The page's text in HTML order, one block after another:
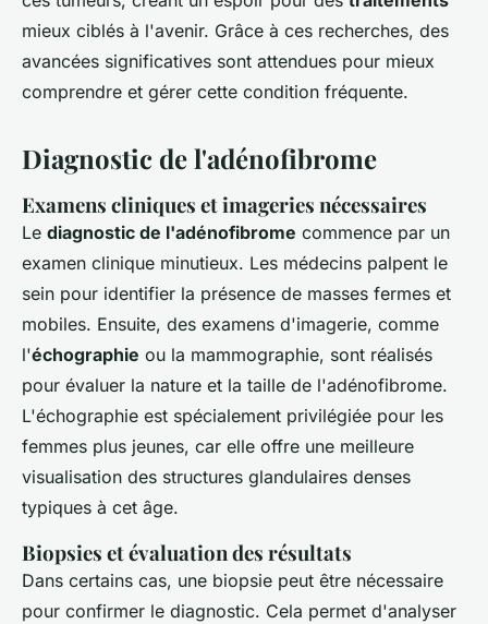
mieux ciblés à l'avenir. Grâce à ces recherches, des
avancées significatives sont attendues pour mieux
comprendre et gérer cette condition fréquente.
Diagnostic de l'adénofibrome
Examens cliniques et imageries nécessaires
Le diagnostic de l'adénofibrome commence par un
examen clinique minutieux. Les médecins palpent le
sein pour identifier la présence de masses fermes et
mobiles. Ensuite, des examens d'imagerie, comme
l'échographie ou la mammographie, sont réalisés
pour évaluer la nature et la taille de l'adénofibrome.
L'échographie est spécialement privilégiée pour les
femmes plus jeunes, car elle offre une meilleure
visualisation des structures glandulaires denses
typiques à cet âge.
Biopsies et évaluation des résultats
Dans certains cas, une biopsie peut être nécessaire
pour confirmer le diagnostic. Cela permet d'analyser